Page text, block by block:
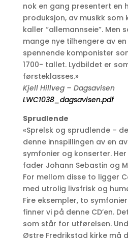
nok en gang presentert en
produksjon, av musikk som
kaller “allemannseie”. Men
mange nye tilhengere av
spennende komponister
1700- tallet. Lydbildet er
førsteklasses.»
Kjell Hillveg – Dagsavisen
LWC1038_dagsavisen.pdf
Sprudlende
«Sprelsk og sprudlende –
denne innspillingen av en
symfonier og konserter.
fader Johann Sebastin og
For mellom disse to ligger
med utrolig livsfrisk og
Fire eksempler, to
finner vi på denne CD’en.
som står for utførelsen.
Østre Fredrikstad kirke må